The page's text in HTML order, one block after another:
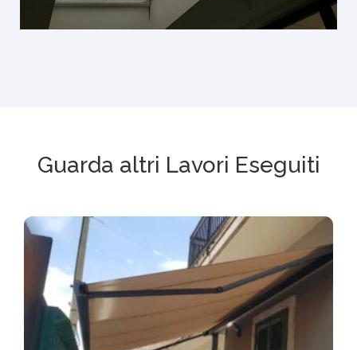
Guarda altri Lavori Eseguiti